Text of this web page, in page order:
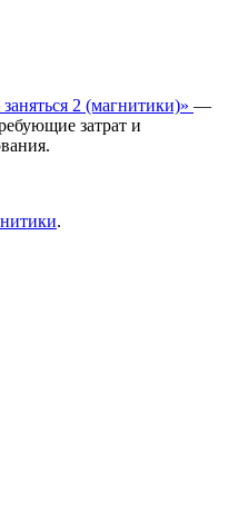
2 (магнитики)» —
затрат и
.